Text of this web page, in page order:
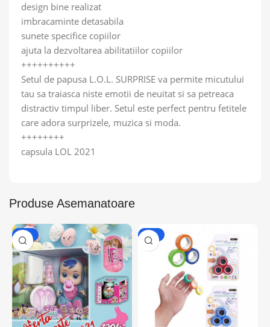
design bine realizat
imbracaminte detasabila
sunete specifice copiilor
ajuta la dezvoltarea abilitatiilor copiilor
++++++++++
Setul de papusa L.O.L. SURPRISE va permite micutului
tau sa traiasca niste emotii de neuitat si sa petreaca
distractiv timpul liber. Setul este perfect pentru fetitele
care adora surprizele, muzica si moda.
++++++++
capsula LOL 2021
Produse Asemanatoare
-50% -58%